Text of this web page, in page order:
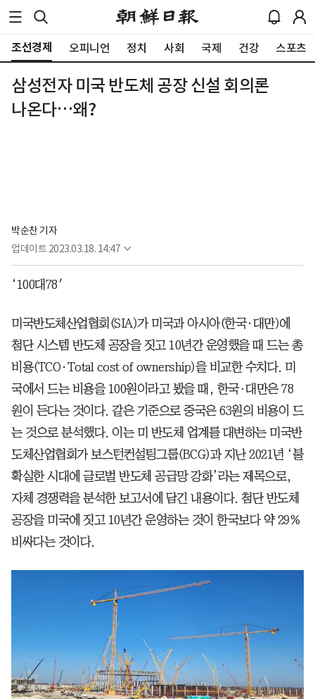
조선경제 오피니언 정치 사회 국제 건강 스포츠
삼성전자 미국 반도체 공장 신설 회의론
나온다…왜?
박순찬 기자
업데이트 2023.03.18. 14:47
‘100대78′
미국반도체산업협회(SIA)가 미국과 아시아(한국·대만)에
첨단 시스템 반도체 공장을 짓고 10년간 운영했을 때 드는 총
비용(TCO·Total cost of ownership)을 비교한 수치다. 미
국에서 드는 비용을 100원이라고 봤을 때, 한국·대만은 78
원이 든다는 것이다. 같은 기준으로 중국은 63원의 비용이 드
는 것으로 분석했다. 이는 미 반도체 업계를 대변하는 미국반
도체산업협회가 보스턴컨설팅그룹(BCG)과 지난 2021년 ‘불
확실한 시대에 글로벌 반도체 공급망 강화’라는 제목으로,
자체 경쟁력을 분석한 보고서에 담긴 내용이다. 첨단 반도체
공장을 미국에 짓고 10년간 운영하는 것이 한국보다 약 29%
비싸다는 것이다.